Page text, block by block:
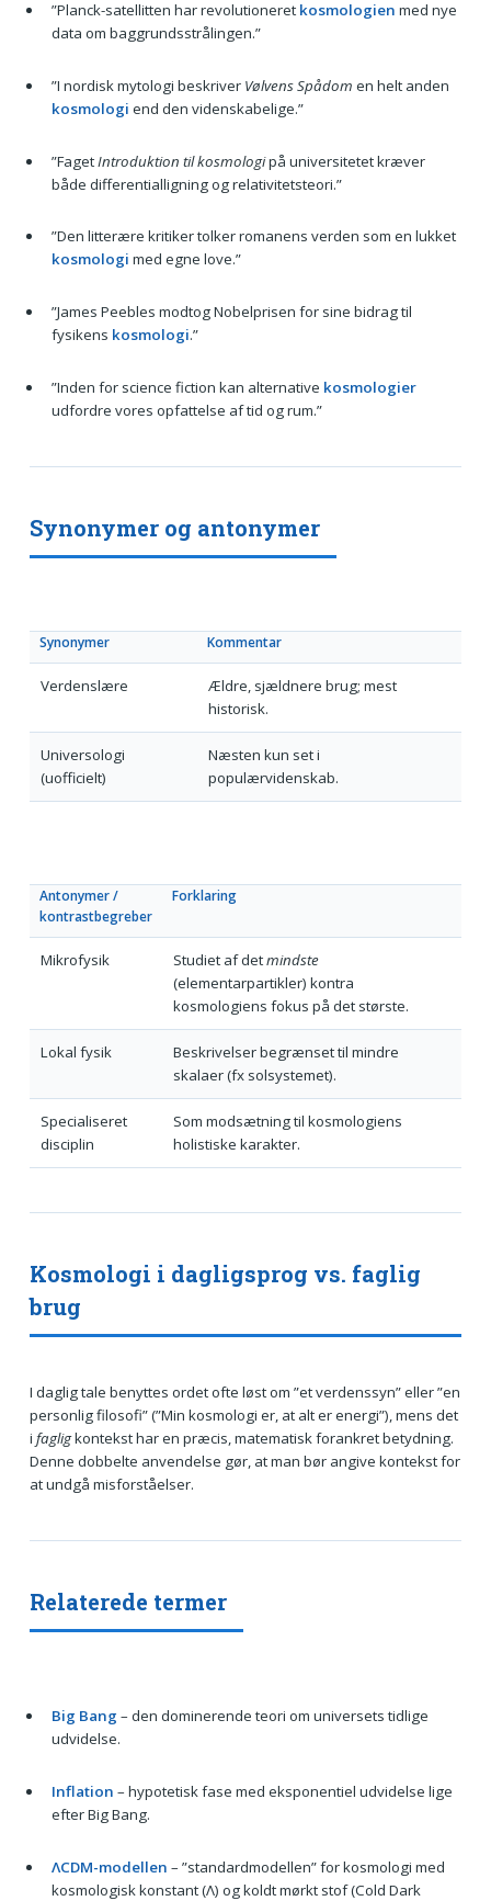
”Planck-satellitten har revolutioneret kosmologien med nye
data om baggrundsstrålingen.”
”I nordisk mytologi beskriver Vølvens Spådom en helt anden
kosmologi end den videnskabelige.”
”FagetIntroduktion til kosmologipå universitetet kræver
både differentialligning og relativitetsteori.”
”Den litterære kritiker tolker romanens verden som en lukket
kosmologi med egne love.”
”James Peebles modtog Nobelprisen for sine bidrag til
fysikens kosmologi.”
”Inden for science fiction kan alternative kosmologier
udfordre vores opfattelse af tid og rum.”
Synonymer og antonymer
Synonymer Kommentar
Verdenslære
Ældre, sjældnere brug; mest
historisk.
Universologi
(uofficielt)
Næsten kun set i
populærvidenskab.
Antonymer /
kontrastbegreber
Forklaring
Mikrofysik Studiet af detmindste
(elementarpartikler) kontra
kosmologiens fokus på det største.
Lokal fysik
Beskrivelser begrænset til mindre
skalaer (fx solsystemet).
Specialiseret
disciplin
Som modsætning til kosmologiens
holistiske karakter.
Kosmologi i dagligsprog vs. faglig
brug
I daglig tale benyttes ordet ofte løst om ”et verdenssyn” eller ”en
personlig filosofi” (”Min kosmologi er, at alt er energi”), mens det
i fagligkontekst har en præcis, matematisk forankret betydning.
Denne dobbelte anvendelse gør, at man bør angive kontekst for
at undgå misforståelser.
Relaterede termer
Big Bang – den dominerende teori om universets tidlige
udvidelse.
Inflation – hypotetisk fase med eksponentiel udvidelse lige
efter Big Bang.
ΛCDM-modellen – ”standardmodellen” for kosmologi med
kosmologisk konstant (Λ) og koldt mørkt stof (Cold Dark